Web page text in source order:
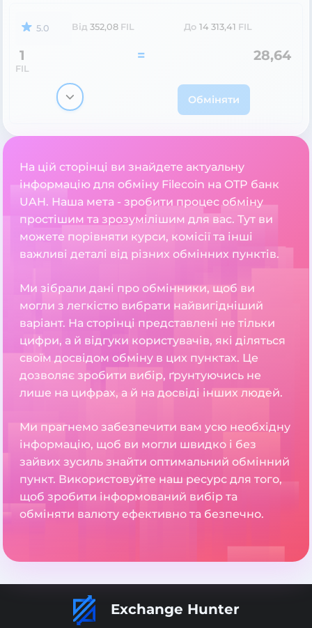
5.0 Від 352,08 FIL До 14 313,41 FIL
1
FIL
= 28,64
Обміняти
На цій сторінці ви знайдете актуальну
інформацію для обміну Filecoin на OTP банк
UAH. Наша мета - зробити процес обміну
простішим та зрозумілішим для вас. Тут ви
можете порівняти курси, комісії та інші
важливі деталі від різних обмінних пунктів.
Ми зібрали дані про обмінники, щоб ви
могли з легкістю вибрати найвигідніший
варіант. На сторінці представлені не тільки
цифри, а й відгуки користувачів, які діляться
своїм досвідом обміну в цих пунктах. Це
дозволяє зробити вибір, ґрунтуючись не
лише на цифрах, а й на досвіді інших людей.
Ми прагнемо забезпечити вам усю необхідну
інформацію, щоб ви могли швидко і без
зайвих зусиль знайти оптимальний обмінний
пункт. Використовуйте наш ресурс для того,
щоб зробити інформований вибір та
обміняти валюту ефективно та безпечно.
Exchange Hunter